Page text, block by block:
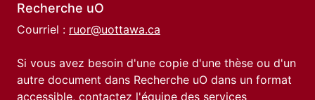
Recherche uO
Courriel : ruor@uottawa.ca
Si vous avez besoin d'une copie d'une thèse ou d'un
autre document dans Recherche uO dans un format
accessible, contactez l'équipe des services